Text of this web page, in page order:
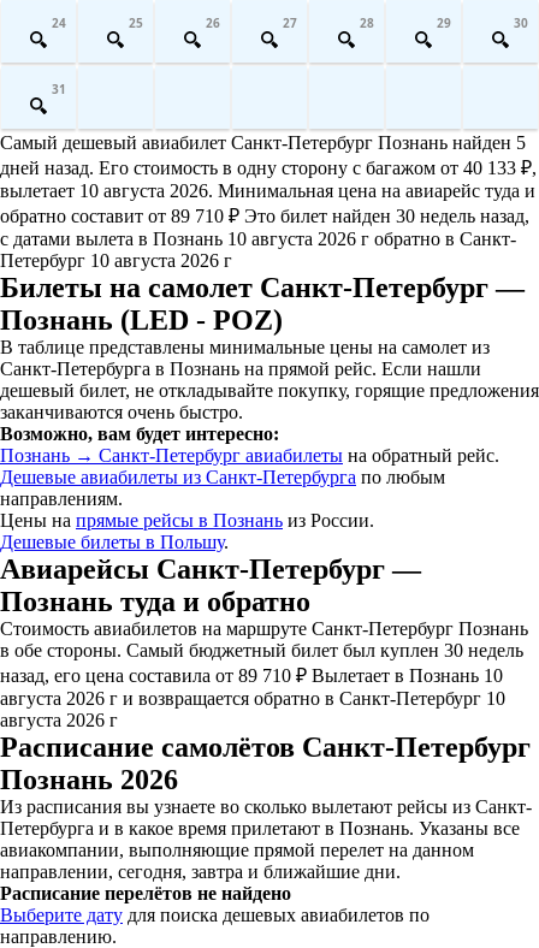
24 25 26 27 28 29 30
31
Самый дешевый авиабилет Санкт-Петербург Познань найден 5
дней назад. Его стоимость в одну сторону с багажом от 40 133 ₽,
вылетает 10 августа 2026. Минимальная цена на авиарейс туда и
обратно составит от 89 710 ₽ Это билет найден 30 недель назад,
с датами вылета в Познань 10 августа 2026 г обратно в Санкт-
Петербург 10 августа 2026 г
Билеты на самолет Санкт-Петербург —
Познань (LED - POZ)
В таблице представлены минимальные цены на самолет из
Санкт-Петербурга в Познань на прямой рейс. Если нашли
дешевый билет, не откладывайте покупку, горящие предложения
заканчиваются очень быстро.
Возможно, вам будет интересно:
Познань → Санкт-Петербург авиабилеты на обратный рейс.
Дешевые авиабилеты из Санкт-Петербурга по любым
направлениям.
Цены на прямые рейсы в Познань из России.
Дешевые билеты в Польшу.
Авиарейсы Санкт-Петербург —
Познань туда и обратно
Стоимость авиабилетов на маршруте Санкт-Петербург Познань
в обе стороны. Самый бюджетный билет был куплен 30 недель
назад, его цена составила от 89 710 ₽ Вылетает в Познань 10
августа 2026 г и возвращается обратно в Санкт-Петербург 10
августа 2026 г
Расписание самолётов Санкт-Петербург
Познань 2026
Из расписания вы узнаете во сколько вылетают рейсы из Санкт-
Петербурга и в какое время прилетают в Познань. Указаны все
авиакомпании, выполняющие прямой перелет на данном
направлении, сегодня, завтра и ближайшие дни.
Расписание перелётов не найдено
Выберите дату для поиска дешевых авиабилетов по
направлению.